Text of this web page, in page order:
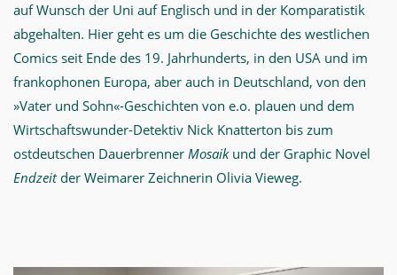
auf Wunsch der Uni auf Englisch und in der Komparatistik
abgehalten. Hier geht es um die Geschichte des westlichen
Comics seit Ende des 19. Jahrhunderts, in den USA und im
frankophonen Europa, aber auch in Deutschland, von den
»Vater und Sohn«-Geschichten von e.o. plauen und dem
Wirtschaftswunder-Detektiv Nick Knatterton bis zum
ostdeutschen Dauerbrenner Mosaikund der Graphic Novel
Endzeitder Weimarer Zeichnerin Olivia Vieweg.